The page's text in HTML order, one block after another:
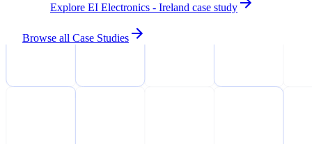
Explore EI Electronics - Ireland case study
Browse all Case Studies